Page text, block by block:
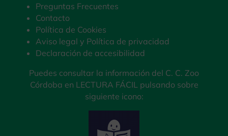
Preguntas Frecuentes
Contacto
Política de Cookies
Aviso legal y Política de privacidad
Declaración de accesibilidad
Puedes consultar la información del C. C. Zoo
Córdoba en LECTURA FÁCIL pulsando sobre
siguiente icono: